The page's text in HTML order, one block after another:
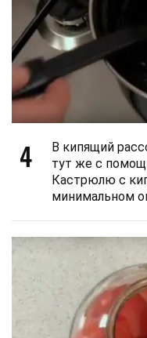
4
В кипящий
тут же с
Кастрюлю с
минимальном